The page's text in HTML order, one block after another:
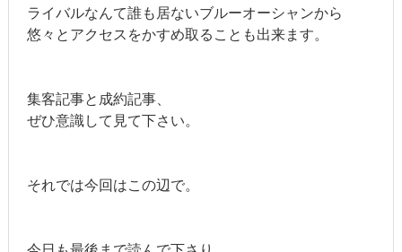
ライバルなんて誰も居ないブルーオーシャンから
悠々とアクセスをかすめ取ることも出来ます。
集客記事と成約記事、
ぜひ意識して見て下さい。
それでは今回はこの辺で。